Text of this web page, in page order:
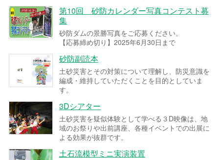
第10回 砂防カレンダー写真コンテスト募
集
砂防ダムの景勝写真をご応募ください。
【応募締め切り】2025年6月30日まで
砂防副読本
土砂災害とその対策について理解し、防災意識を
編成・維持していただくことを目的としていま
す。
3Dシアター
土砂災害を疑似体験として学べる３D映像は、地
域のお祭りや出前講座、各種イベントでの出展に
よる効果が抜群です。
土石流模型ミニ実演装置